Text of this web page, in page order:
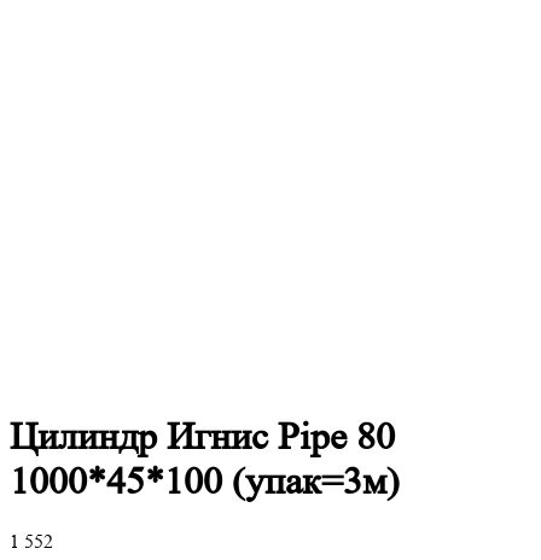
Цилиндр Игнис Pipe 80
1000*45*100 (упак=3м)
1 552